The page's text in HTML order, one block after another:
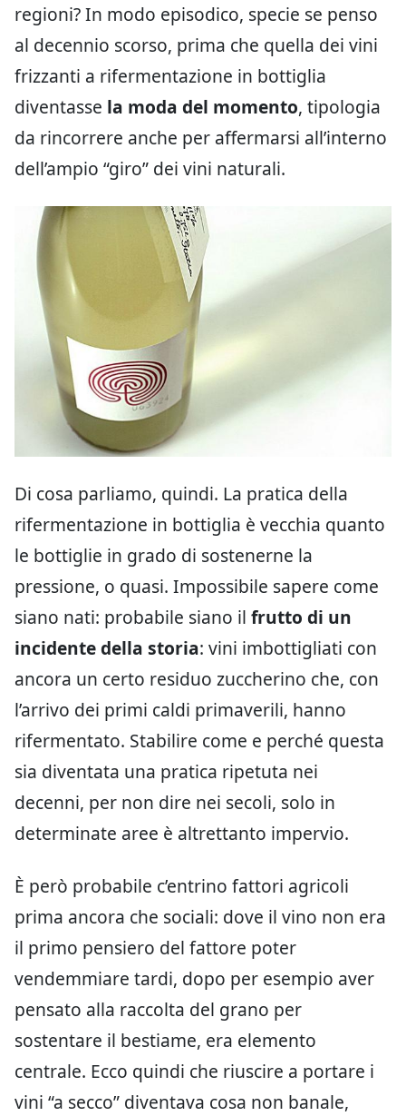
regioni? In modo episodico, specie se penso
al decennio scorso, prima che quella dei vini
frizzanti a rifermentazione in bottiglia
diventasse la moda del momento, tipologia
da rincorrere anche per affermarsi all’interno
dell’ampio “giro” dei vini naturali.
Di cosa parliamo, quindi. La pratica della
rifermentazione in bottiglia è vecchia quanto
le bottiglie in grado di sostenerne la
pressione, o quasi. Impossibile sapere come
siano nati: probabile siano il frutto di un
incidente della storia: vini imbottigliati con
ancora un certo residuo zuccherino che, con
l’arrivo dei primi caldi primaverili, hanno
rifermentato. Stabilire come e perché questa
sia diventata una pratica ripetuta nei
decenni, per non dire nei secoli, solo in
determinate aree è altrettanto impervio.
È però probabile c’entrino fattori agricoli
prima ancora che sociali: dove il vino non era
il primo pensiero del fattore poter
vendemmiare tardi, dopo per esempio aver
pensato alla raccolta del grano per
sostentare il bestiame, era elemento
centrale. Ecco quindi che riuscire a portare i
vini “a secco” diventava cosa non banale,